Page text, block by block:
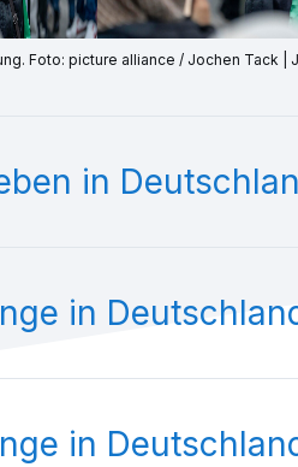
Foto: picture alliance / Jochen Tack |
in
in
in